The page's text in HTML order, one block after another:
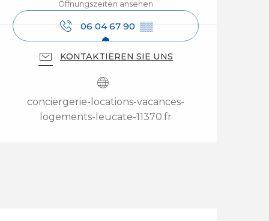
Öffnungszeiten ansehen
06 04 67 90 ▒▒
KONTAKTIEREN SIE UNS
conciergerie-locations-vacances-
logements-leucate-11370.fr